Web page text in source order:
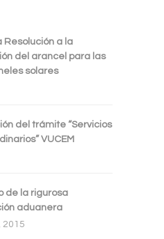
Resolución a la
del arancel para las
solares
del trámite “Servicios
VUCEM
de la rigurosa
aduanera
2015